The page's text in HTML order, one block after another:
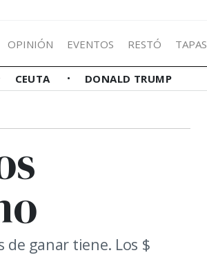
OPINIÓN EVENTOS RESTÓ TAPAS
CEUTA DONALD TRUMP
de ganar tiene. Los $